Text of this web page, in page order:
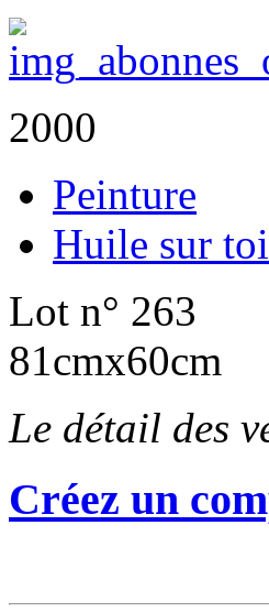
2000
Peinture
Huile sur
Lot n° 263
81cmx60cm
Le détail des
Créez un